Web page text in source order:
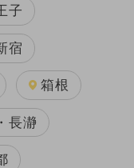
子
宿
箱根
長瀞